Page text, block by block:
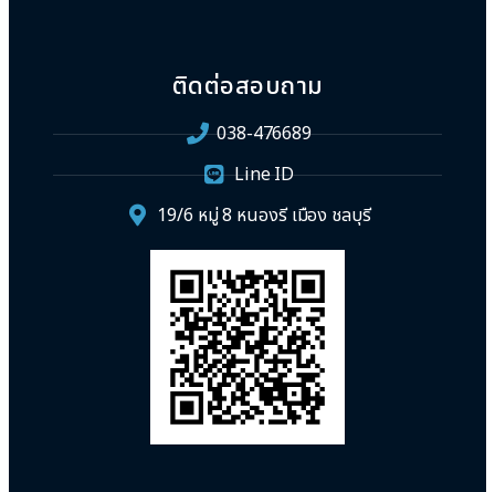
ติดต่อสอบถาม
038-476689
Line ID
19/6 หมู่ 8 หนองรี เมือง ชลบุรี